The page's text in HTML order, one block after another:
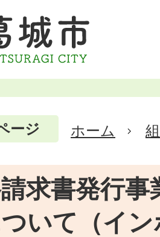
ージ ホーム
求書発行事
いて（イ